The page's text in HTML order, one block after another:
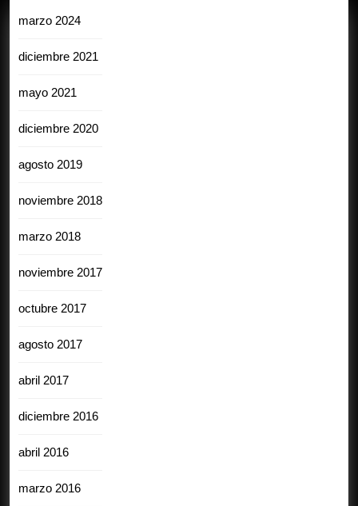
marzo 2024
diciembre 2021
mayo 2021
diciembre 2020
agosto 2019
noviembre 2018
marzo 2018
noviembre 2017
octubre 2017
agosto 2017
abril 2017
diciembre 2016
abril 2016
marzo 2016